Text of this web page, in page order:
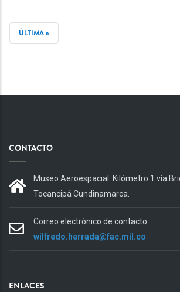
ÚLTIMA
ÚLTIMA »
CONTACTO
Museo Aeroespacial: Kilómetro 1 vía
Tocancipá Cundinamarca.
Correo electrónico de contacto:
wilfredo.herrada@fac.mil.co
ENLACES